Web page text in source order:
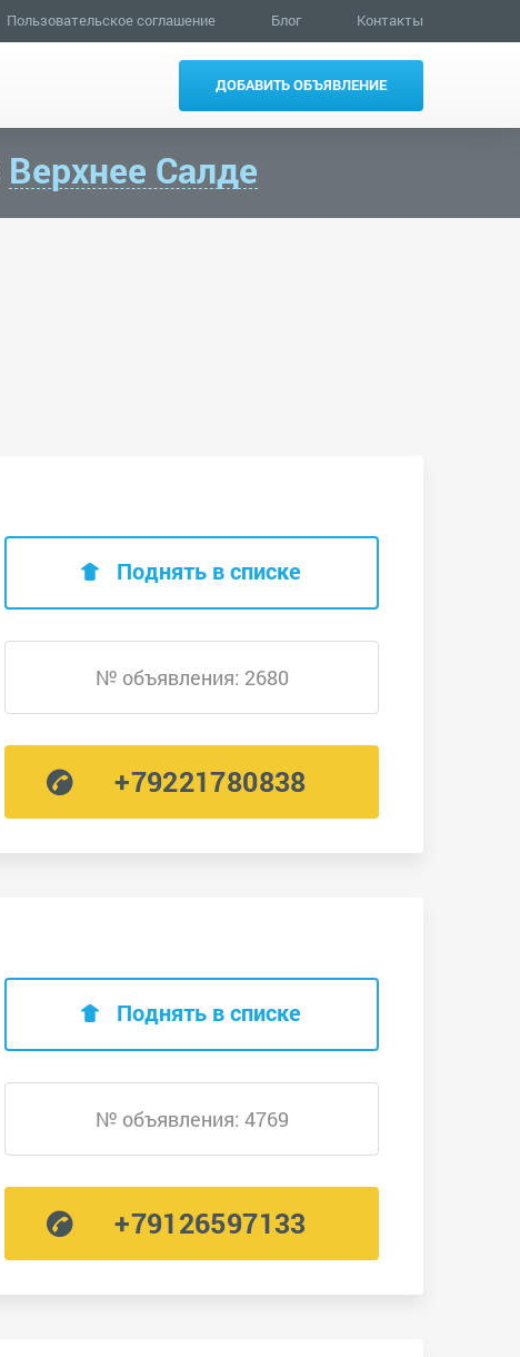
Пользовательское соглашение Блог Контакты
ДОБАВИТЬ ОБЪЯВЛЕНИЕ
Верхнее Салде
Поднять в списке
№ объявления: 2680
+79221780838
Поднять в списке
№ объявления: 4769
+79126597133